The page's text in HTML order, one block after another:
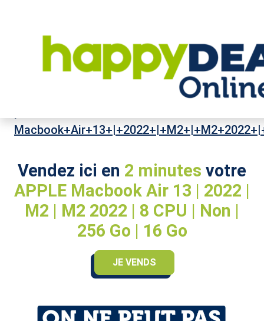
Ordinateurs portables > APPLE
>
Vendez ici en 2 minutes votre
APPLE Macbook Air 13 | 2022 |
M2 | M2 2022 | 8 CPU | Non |
256 Go | 16 Go
JE VENDS